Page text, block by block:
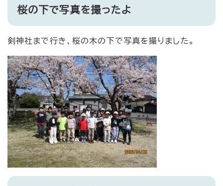
桜の下で写真を撮ったよ
剣神社まで行き、桜の木の下で写真を撮りました。